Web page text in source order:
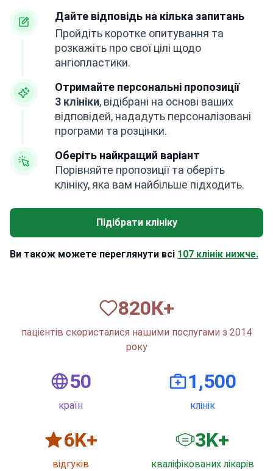
Дайте відповідь на кілька запитань
Пройдіть коротке опитування та
розкажіть про свої цілі щодо
ангіопластики.
Отримайте персональні пропозиції
3 клініки, відібрані на основі ваших
відповідей, нададуть персоналізовані
програми та розцінки.
Оберіть найкращий варіант
Порівняйте пропозиції та оберіть
клініку, яка вам найбільше підходить.
Підібрати клініку
Ви також можете переглянути всі 107 клінік нижче.
820К+
пацієнтів скористалися нашими послугами з 2014
року
50
країн
1,500
клінік
6K+
відгуків
3K+
кваліфікованих лікарів